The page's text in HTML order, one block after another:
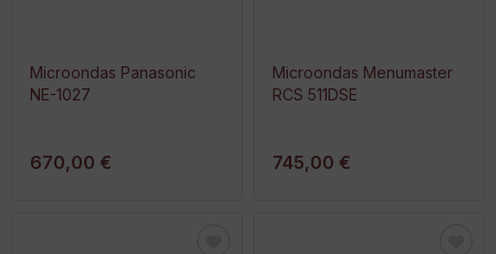
Microondas Panasonic
NE-1027
670,00 €
Microondas Menumaster
RCS 511DSE
745,00 €